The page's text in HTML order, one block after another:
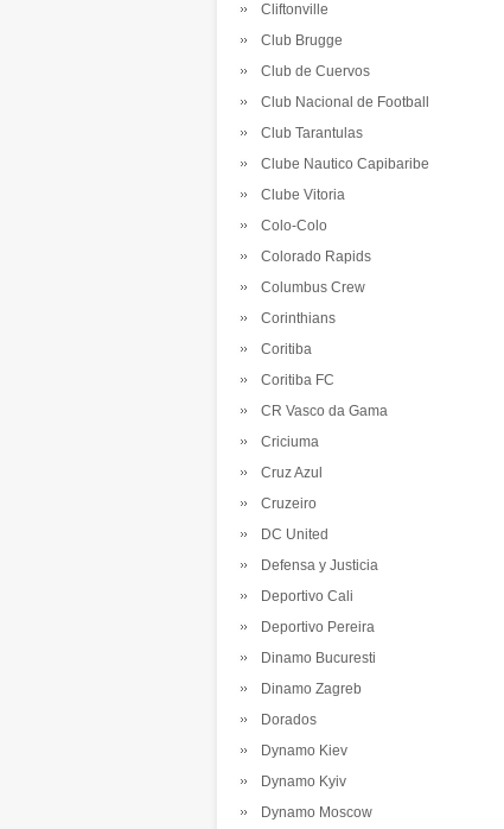
Cliftonville
Club Brugge
Club de Cuervos
Club Nacional de Football
Club Tarantulas
Clube Nautico Capibaribe
Clube Vitoria
Colo-Colo
Colorado Rapids
Columbus Crew
Corinthians
Coritiba
Coritiba FC
CR Vasco da Gama
Criciuma
Cruz Azul
Cruzeiro
DC United
Defensa y Justicia
Deportivo Cali
Deportivo Pereira
Dinamo Bucuresti
Dinamo Zagreb
Dorados
Dynamo Kiev
Dynamo Kyiv
Dynamo Moscow